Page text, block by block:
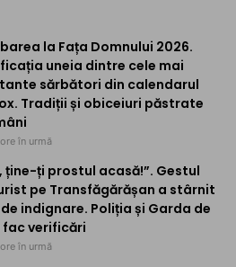
la Fața Domnului 2026.
uneia dintre cele mai
sărbători din calendarul
Tradiții și obiceiuri păstrate
în urmă
ține-ți prostul acasă!”. Gestul
pe Transfăgărășan a stârnit
indignare. Poliția și Garda de
fac verificări
în urmă